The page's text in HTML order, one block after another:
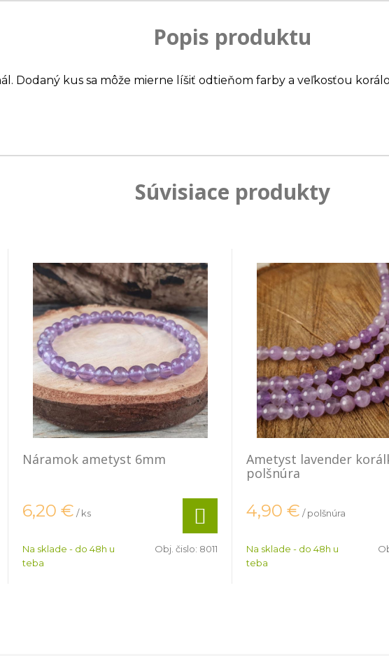
Popis produktu
Dodaný kus sa môže mierne líšiť odtieňom farby a veľkosťou
Súvisiace produkty
Náramok ametyst 6mm
6,20 € / ks
Na sklade - do 48h u
teba
Obj. čislo: 8011
Ametyst lavender
polšnúra
4,90 € / polšnúra
Na sklade - do 48h u
teba